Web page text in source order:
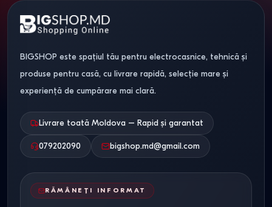
BIGSHOP este spațiul tău pentru electrocasnice, tehnică și
produse pentru casă, cu livrare rapidă, selecție mare și
experiență de cumpărare mai clară.
Livrare toată Moldova – Rapid și garantat
079202090 bigshop.md@gmail.com
RĂMÂNEȚI INFORMAT